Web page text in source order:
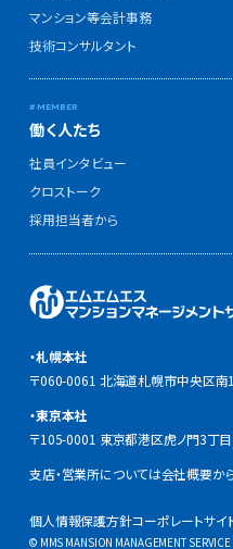
・札幌本社
〒060-0061 北海道札幌市中央区
・東京本社
〒105-0001 東京都港区虎ノ門3丁
支店・営業所については会社概要か
個人情報保護方針コーポレートサイ
© MMS MANSION MANAGEMENT SERVICE
マンション等会計事務
技術コンサルタント
働く人たち
社員インタビュー
クロストーク
採用担当者から